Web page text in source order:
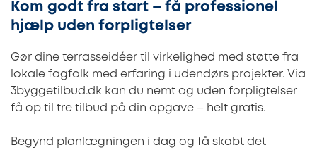
Kom godt fra start – få professionel
hjælp uden forpligtelser
Gør dine terrasseidéer til virkelighed med støtte fra
lokale fagfolk med erfaring i udendørs projekter. Via
3byggetilbud.dk kan du nemt og uden forpligtelser
få op til tre tilbud på din opgave – helt gratis.
Begynd planlægningen i dag og få skabt det